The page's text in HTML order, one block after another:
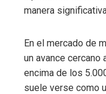
manera
En el mercado de
un avance cercano
encima de los
suele verse como